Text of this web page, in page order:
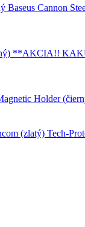
Baseus Cannon
Holder
Tech-